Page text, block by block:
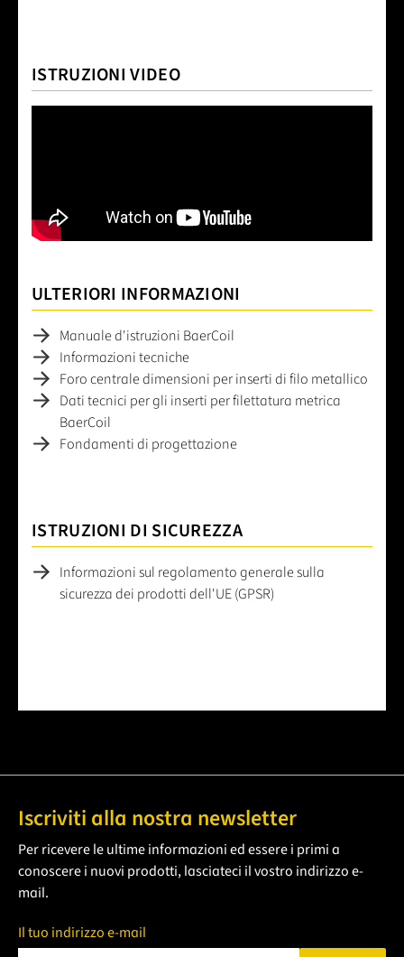
ISTRUZIONI VIDEO
ULTERIORI INFORMAZIONI
Manuale d'istruzioni BaerCoil
Informazioni tecniche
Foro centrale dimensioni per inserti di filo metallico
Dati tecnici per gli inserti per filettatura metrica
BaerCoil
Fondamenti di progettazione
ISTRUZIONI DI SICUREZZA
Informazioni sul regolamento generale sulla
sicurezza dei prodotti dell'UE (GPSR)
Iscriviti alla nostra newsletter
Per ricevere le ultime informazioni ed essere i primi a
conoscere i nuovi prodotti, lasciateci il vostro indirizzo e-
mail.
Il tuo indirizzo e-mail